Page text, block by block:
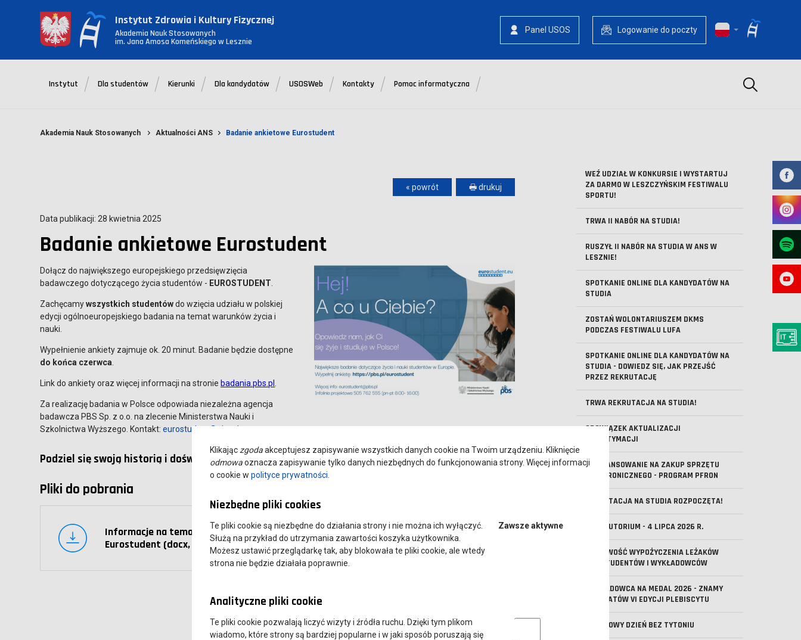
Instytut Zdrowia i Kultury Fizycznej
Akademia Nauk Stosowanych
im. Jana Amosa Komeńskiego w Lesznie
Panel USOS Logowanie do poczty
Instytut Dla studentów Kierunki Dla kandydatów USOSWeb Kontakty Pomoc informatyczna Szukaj
Akademia Nauk Stosowanych Aktualności ANS Badanie ankietowe Eurostudent
WEŹ UDZIAŁ W KONKURSIE I WYSTARTUJ
ZA DARMO W LESZCZYŃSKIM FESTIWALU
SPORTU!
TRWA II NABÓR NA STUDIA!
RUSZYŁ II NABÓR NA STUDIA W ANS W
LESZNIE!
SPOTKANIE ONLINE DLA KANDYDATÓW NA
STUDIA
ZOSTAŃ WOLONTARIUSZEM DKMS
PODCZAS FESTIWALU LUFA
SPOTKANIE ONLINE DLA KANDYDATÓW NA
STUDIA - DOWIEDZ SIĘ, JAK PRZEJŚĆ
PRZEZ REKRUTACJĘ
TRWA REKRUTACJA NA STUDIA!
OBOWIĄZEK AKTUALIZACJI
MLEGITYMACJI
DOFINANSOWANIE NA ZAKUP SPRZĘTU
ELEKTRONICZNEGO - PROGRAM PFRON
REKRUTACJA NA STUDIA ROZPOCZĘTA!
ABSOLUTORIUM - 4 LIPCA 2026 R.
MOŻLIWOŚĆ WYPOŻYCZENIA LEŻAKÓW
DLA STUDENTÓW I WYKŁADOWCÓW
WYKŁADOWCA NA MEDAL 2026 - ZNAMY
LAUREATÓW VI EDYCJI PLEBISCYTU
ŚWIATOWY DZIEŃ BEZ TYTONIU
« powrót 🖶 drukuj
Data publikacji: 28 kwietnia 2025
Badanie ankietowe Eurostudent
Dołącz do największego europejskiego przedsięwzięcia
badawczego dotyczącego życia studentów - EUROSTUDENT
Zachęcamywszystkich studentówdo wzięcia udziału w polskiej
edycji ogólnoeuropejskiego badania na temat warunków życia i
nauki.
Wypełnienie ankiety zajmuje ok. 20 minut. Badanie będzie dostępne
do końca czerwca
Link do ankiety oraz więcej informacji na stronie badania.pbs.pl
Za realizację badania w Polsce odpowiada niezależna agencja
badawcza PBS Sp. z o.o. na zlecenie Ministerstwa Nauki i
Szkolnictwa Wyższego. Kontakt:eurostudent@pbs.pl.
Podziel się swoją historią i doświadczeniami!
Pliki do pobrania
Informacje na temat badania
Eurostudent (docx, 362.19K)
Klikając zgodaakceptujesz zapisywanie wszystkich danych cookie na Twoim urządzeniu. Kliknięcie
odmowaoznacza zapisywanie tylko danych niezbędnych do funkcjonowania strony. Więcej informacji
o cookie w polityce prywatności
Niezbędne pliki cookies
Te pliki cookie są niezbędne do działania strony i nie można ich wyłączyć.
Służą na przykład do utrzymania zawartości koszyka użytkownika.
Możesz ustawić przeglądarkę tak, aby blokowała te pliki cookie, ale wtedy
strona nie będzie działała poprawnie.
Zawsze aktywne
Analityczne pliki cookie
Te pliki cookie pozwalają liczyć wizyty i źródła ruchu. Dzięki tym plikom
wiadomo, które strony są bardziej popularne i w jaki sposób poruszają się
Analityczne pliki cookie